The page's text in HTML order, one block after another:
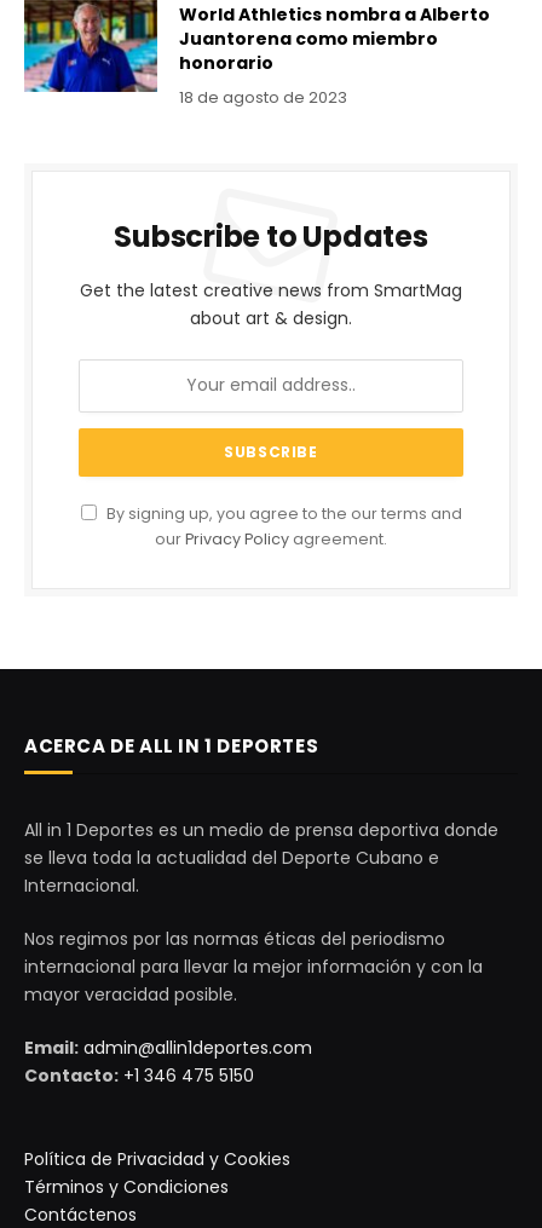
World Athletics nombra a Alberto
Juantorena como miembro
honorario
18 de agosto de 2023
Subscribe to Updates
Get the latest creative news from SmartMag
about art & design.
By signing up, you agree to the our terms and
ourPrivacy Policy agreement.
ACERCA DE ALL IN 1 DEPORTES
All in 1 Deportes es un medio de prensa deportiva donde
se lleva toda la actualidad del Deporte Cubano e
Internacional.
Nos regimos por las normas éticas del periodismo
internacional para llevar la mejor información y con la
mayor veracidad posible.
Email: admin@allin1deportes.com
Contacto: +1 346 475 5150
Política de Privacidad y Cookies
Términos y Condiciones
Contáctenos